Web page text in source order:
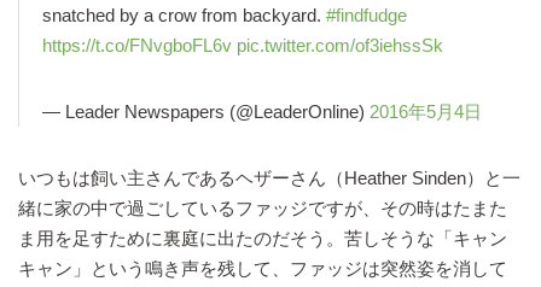
snatched by a crow from backyard. #findfudge
https://t.co/FNvgboFL6v pic.twitter.com/of3iehssSk
— Leader Newspapers (@LeaderOnline) 2016年5月4日
いつもは飼い主さんであるヘザーさん（Heather Sinden）と一
緒に家の中で過ごしているファッジですが、その時はたまた
ま用を足すために裏庭に出たのだそう。苦しそうな「キャン
キャン」という鳴き声を残して、ファッジは突然姿を消して